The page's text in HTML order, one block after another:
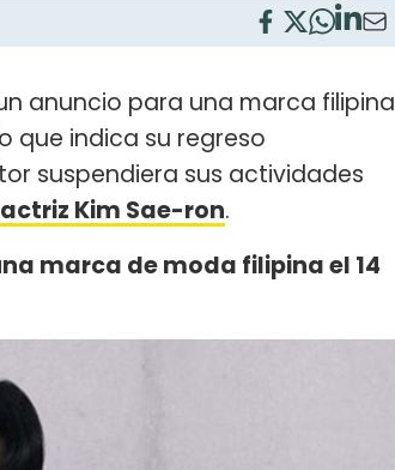
anuncio para una marca filipina
que indica su regreso
suspendiera sus actividades
Kim Sae-ron.
marca de moda filipina el 14